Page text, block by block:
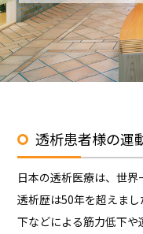
透析患者様の運
日本の透析医療は、世
透析歴は50年を超えま
下などによる筋力低下